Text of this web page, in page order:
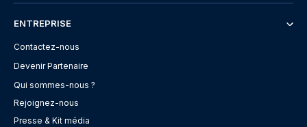
ENTREPRISE
Contactez-nous
Devenir Partenaire
Qui sommes-nous ?
Rejoignez-nous
Presse & Kit média